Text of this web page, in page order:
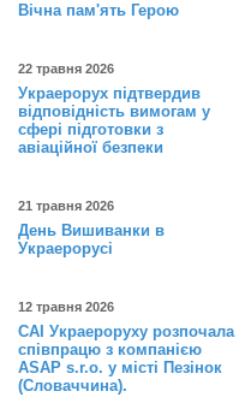
Вічна пам'ять Герою
22 травня 2026
Украерорух підтвердив
відповідність вимогам у
сфері підготовки з
авіаційної безпеки
21 травня 2026
День Вишиванки в
Украерорусі
12 травня 2026
САІ Украероруху розпочала
співпрацю з компанією
ASAP s.r.o. у місті Пезінок
(Словаччина).